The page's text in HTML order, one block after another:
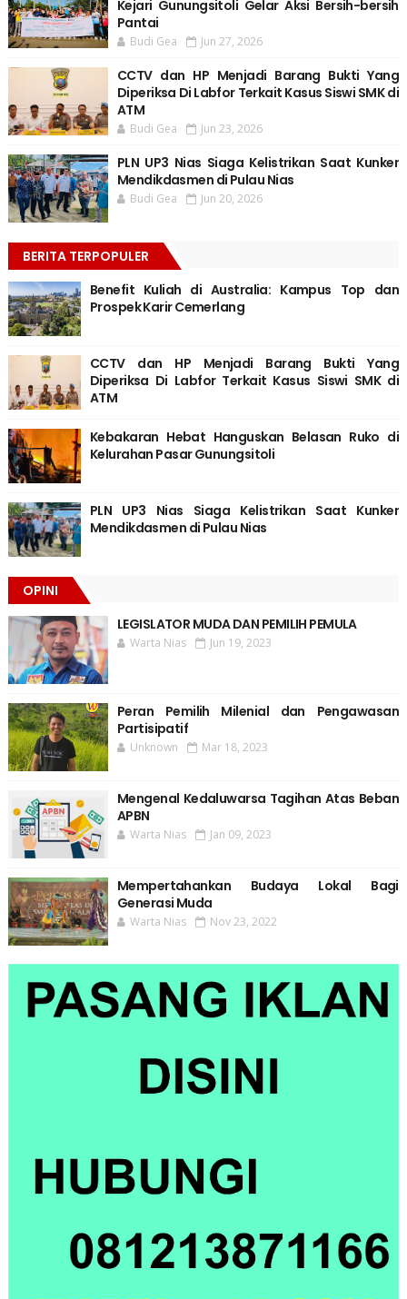
Kejari Gunungsitoli Gelar Aksi Bersih-bersih
Pantai
Budi Gea Jun 27, 2026
CCTV dan HP Menjadi Barang Bukti Yang
Diperiksa Di Labfor Terkait Kasus Siswi SMK di
ATM
Budi Gea Jun 23, 2026
PLN UP3 Nias Siaga Kelistrikan Saat Kunker
Mendikdasmen di Pulau Nias
Budi Gea Jun 20, 2026
BERITA TERPOPULER
Benefit Kuliah di Australia: Kampus Top dan
Prospek Karir Cemerlang
CCTV dan HP Menjadi Barang Bukti Yang
Diperiksa Di Labfor Terkait Kasus Siswi SMK di
ATM
Kebakaran Hebat Hanguskan Belasan Ruko di
Kelurahan Pasar Gunungsitoli
PLN UP3 Nias Siaga Kelistrikan Saat Kunker
Mendikdasmen di Pulau Nias
OPINI
LEGISLATOR MUDA DAN PEMILIH PEMULA
Warta Nias Jun 19, 2023
Peran Pemilih Milenial dan Pengawasan
Partisipatif
Unknown Mar 18, 2023
Mengenal Kedaluwarsa Tagihan Atas Beban
APBN
Warta Nias Jan 09, 2023
Mempertahankan Budaya Lokal Bagi
Generasi Muda
Warta Nias Nov 23, 2022